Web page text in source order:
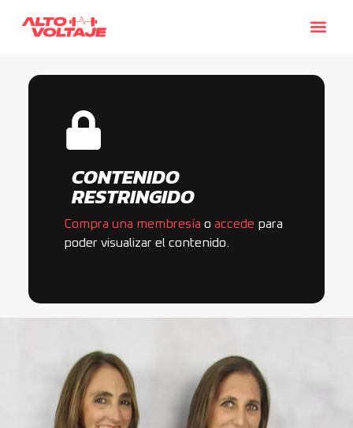
CONTENIDO
RESTRINGIDO
Compra una membresía o accede para
poder visualizar el contenido.